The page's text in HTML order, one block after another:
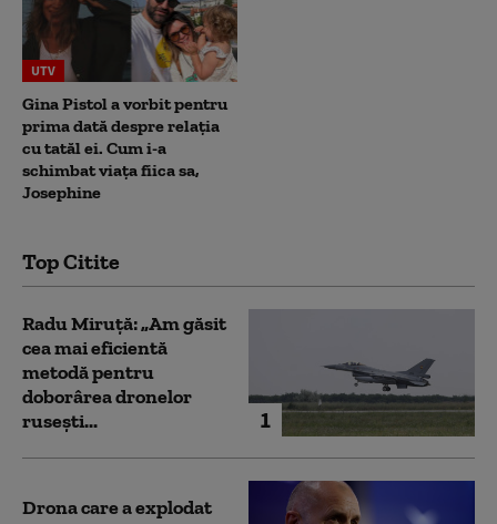
UTV
Gina Pistol a vorbit pentru
prima dată despre relația
cu tatăl ei. Cum i-a
schimbat viața fiica sa,
Josephine
Top Citite
1
Radu Miruță: „Am găsit
cea mai eficientă
metodă pentru
doborârea dronelor
rusești...
Drona care a explodat